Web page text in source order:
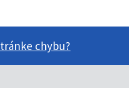
chybu?